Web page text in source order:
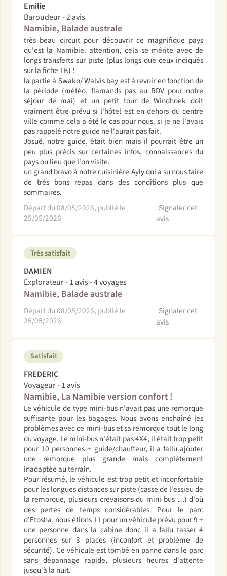
Emilie
Baroudeur - 2 avis
Namibie, Balade australe
très beau circuit pour découvrir ce magnifique pays
qu'est la Namibie. attention, cela se mérite avec de
longs transferts sur piste (plus longs que ceux indiqués
sur la fiche TK) !
la partie à Swako/ Walvis bay est à revoir en fonction de
la période (météo, flamands pas au RDV pour notre
séjour de mai) et un petit tour de Windhoek doit
vraiment être prévu si l'hôtel est en dehors du centre
ville comme cela a été le cas pour nous. si je ne l'avais
pas rappelé notre guide ne l'aurait pas fait.
Josué, notre guide, était bien mais il pourrait être un
peu plus précis sur certaines infos, connaissances du
pays ou lieu que l'on visite.
un grand bravo à notre cuisinière Ayly qui a su nous faire
de très bons repas dans des conditions plus que
sommaires.
Départ du 08/05/2026, publié le
25/05/2026
Signaler cet
avis
Très satisfait
DAMIEN
Explorateur - 1 avis - 4 voyages
Namibie, Balade australe
Départ du 08/05/2026, publié le
25/05/2026
Signaler cet
avis
Satisfait
FREDERIC
Voyageur - 1 avis
Namibie, La Namibie version confort !
Le véhicule de type mini-bus n'avait pas une remorque
suffisante pour les bagages. Nous avons enchaîné les
problèmes avec ce mini-bus et sa remorque tout le long
du voyage. Le mini-bus n'était pas 4X4, il était trop petit
pour 10 personnes + guide/chauffeur, il a fallu ajouter
une remorque plus grande mais complètement
inadaptée au terrain.
Pour résumé, le véhicule est trop petit et inconfortable
pour les longues distances sur piste (casse de l'essieu de
la remorque, plusieurs crevaisons du mini-bus …) d'où
des pertes de temps considérables. Pour le parc
d'Etosha, nous étions 11 pour un véhicule prévu pour 9 +
une personne dans la cabine donc il a fallu tasser 4
personnes sur 3 places (inconfort et problème de
sécurité). Ce véhicule est tombé en panne dans le parc
sans dépannage rapide, plusieurs heures d'attente
jusqu'à la nuit.